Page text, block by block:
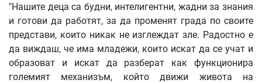
"Нашите деца са будни, интелигентни, жадни за знания
и готови да работят, за да променят града по своите
представи, които никак не изглеждат зле. Радостно е
да виждаш, че има младежи, които искат да се учат и
образоват и искат да разберат как функционира
големият механизъм, който движи живота на